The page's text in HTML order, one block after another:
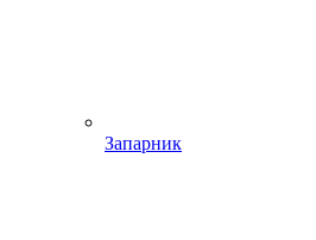
Запарник